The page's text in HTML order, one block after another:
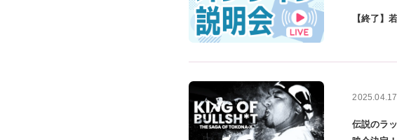
【終了】
2025.04.17
伝説のラ